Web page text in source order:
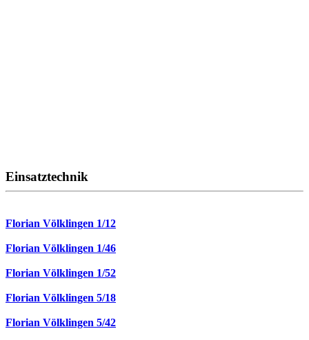
Einsatztechnik
Florian Völklingen 1/12
Florian Völklingen 1/46
Florian Völklingen 1/52
Florian Völklingen 5/18
Florian Völklingen 5/42